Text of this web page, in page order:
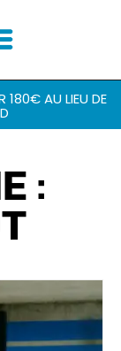
180€ AU LIEU DE
: